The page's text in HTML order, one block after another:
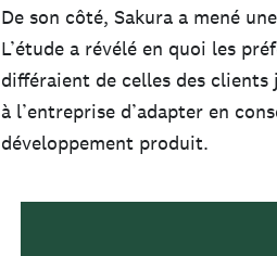
De son côté, Sakura a mené une
L’étude a révélé en quoi les
différaient de celles des
à l’entreprise d’adapter en
développement produit.